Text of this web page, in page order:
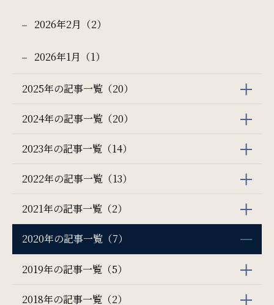
2026年2月（2）
2026年1月（1）
2025年の記事一覧（20）
2024年の記事一覧（20）
2023年の記事一覧（14）
2022年の記事一覧（13）
2021年の記事一覧（2）
2020年の記事一覧（7）
2019年の記事一覧（5）
2018年の記事一覧（2）